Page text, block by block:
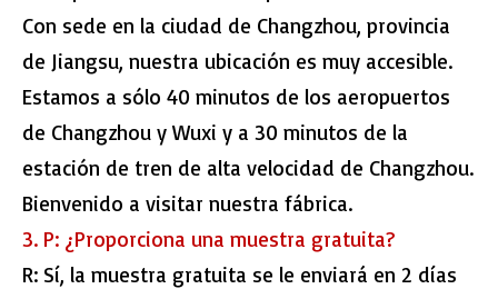
Con sede en la ciudad de Changzhou, provincia
de Jiangsu, nuestra ubicación es muy accesible.
Estamos a sólo 40 minutos de los aeropuertos
de Changzhou y Wuxi y a 30 minutos de la
estación de tren de alta velocidad de Changzhou.
Bienvenido a visitar nuestra fábrica.
3. P: ¿Proporciona una muestra gratuita?
R: Sí, la muestra gratuita se le enviará en 2 días